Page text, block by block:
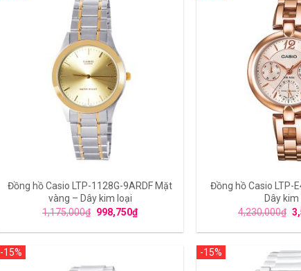
Đồng hồ Casio LTP-1128G-9ARDF Mặt
vàng – Dây kim loại
1,175,000₫ 998,750₫
Đồng hồ Casio LTP-
Dây kim
4,230,000₫
-15% -15%